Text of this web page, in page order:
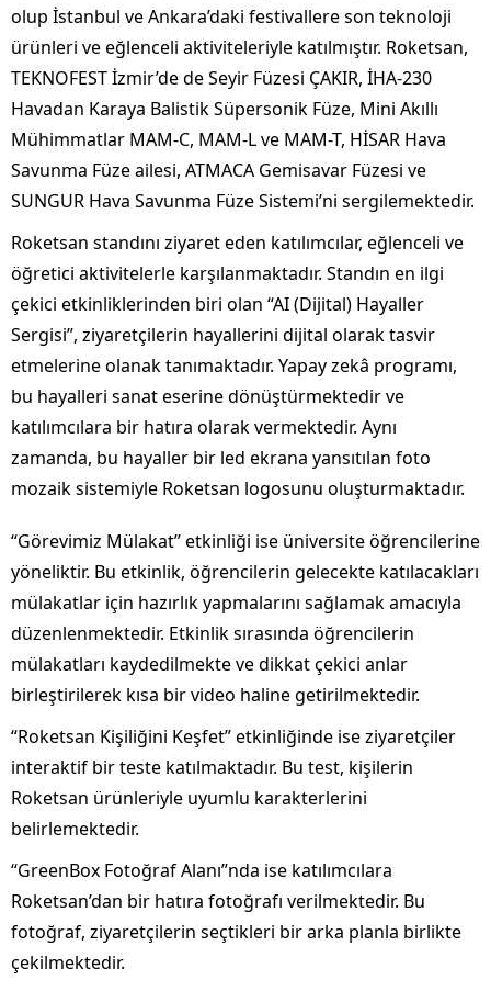
olup İstanbul ve Ankara’daki festivallere son teknoloji
ürünleri ve eğlenceli aktiviteleriyle katılmıştır. Roketsan,
TEKNOFEST İzmir’de de Seyir Füzesi ÇAKIR, İHA-230
Havadan Karaya Balistik Süpersonik Füze, Mini Akıllı
Mühimmatlar MAM-C, MAM-L ve MAM-T, HİSAR Hava
Savunma Füze ailesi, ATMACA Gemisavar Füzesi ve
SUNGUR Hava Savunma Füze Sistemi’ni sergilemektedir.
Roketsan standını ziyaret eden katılımcılar, eğlenceli ve
öğretici aktivitelerle karşılanmaktadır. Standın en ilgi
çekici etkinliklerinden biri olan “AI (Dijital) Hayaller
Sergisi”, ziyaretçilerin hayallerini dijital olarak tasvir
etmelerine olanak tanımaktadır. Yapay zekâ programı,
bu hayalleri sanat eserine dönüştürmektedir ve
katılımcılara bir hatıra olarak vermektedir. Aynı
zamanda, bu hayaller bir led ekrana yansıtılan foto
mozaik sistemiyle Roketsan logosunu oluşturmaktadır.
“Görevimiz Mülakat” etkinliği ise üniversite öğrencilerine
yöneliktir. Bu etkinlik, öğrencilerin gelecekte katılacakları
mülakatlar için hazırlık yapmalarını sağlamak amacıyla
düzenlenmektedir. Etkinlik sırasında öğrencilerin
mülakatları kaydedilmekte ve dikkat çekici anlar
birleştirilerek kısa bir video haline getirilmektedir.
“Roketsan Kişiliğini Keşfet” etkinliğinde ise ziyaretçiler
interaktif bir teste katılmaktadır. Bu test, kişilerin
Roketsan ürünleriyle uyumlu karakterlerini
belirlemektedir.
“GreenBox Fotoğraf Alanı”nda ise katılımcılara
Roketsan’dan bir hatıra fotoğrafı verilmektedir. Bu
fotoğraf, ziyaretçilerin seçtikleri bir arka planla birlikte
çekilmektedir.